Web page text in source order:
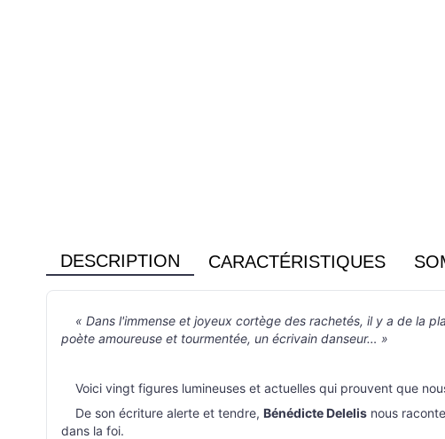
DESCRIPTION CARACTÉRISTIQUES
« Dans l'immense et joyeux cortège des rachetés, il y a de la
poète amoureuse et tourmentée, un écrivain danseur… »
Voici vingt figures lumineuses et actuelles qui prouvent que
De son écriture alerte et tendre, Bénédicte Delelis nous
dans la foi.